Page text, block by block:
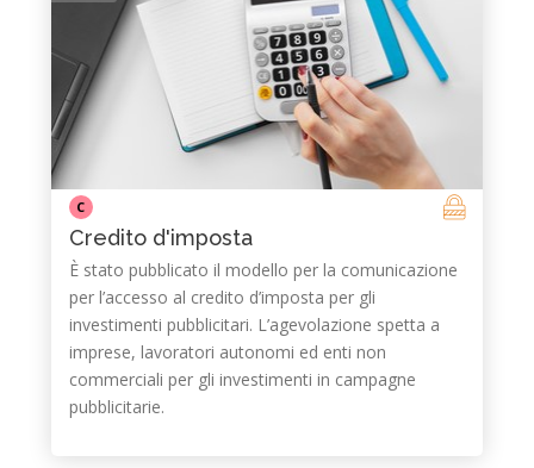
C
Credito d'imposta
È stato pubblicato il modello per la comunicazione
per l’accesso al credito d’imposta per gli
investimenti pubblicitari. L’agevolazione spetta a
imprese, lavoratori autonomi ed enti non
commerciali per gli investimenti in campagne
pubblicitarie.